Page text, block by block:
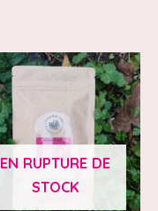
EN RUPTURE DE
STOCK